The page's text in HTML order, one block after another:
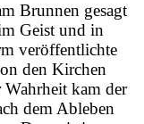
Brunnen gesagt
Geist und in
veröffentlichte
den Kirchen
kam der
dem Ableben